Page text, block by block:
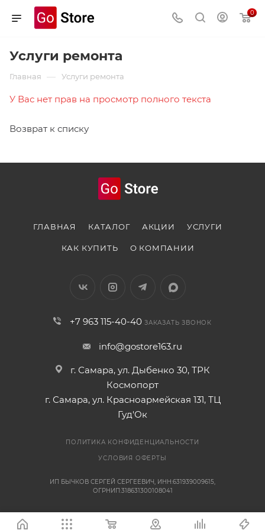
0
Услуги ремонта
Главная — Услуги ремонта
У Вас нет прав на просмотр полного текста
Возврат к списку
ГЛАВНАЯ КАТАЛОГ АКЦИИ УСЛУГИ
КАК КУПИТЬ О КОМПАНИИ
+7 963 115-40-40 ЗАКАЗАТЬ ЗВОНОК
info@gostore163.ru
г. Самара, ул. Дыбенко 30, ТРК
Космопорт
г. Самара, ул. Красноармейская 131, ТЦ
Гуд'Ок
ПОЛИТИКА КОНФИДЕНЦИАЛЬНОСТИ
УСЛОВИЯ ОФЕРТЫ
ИП БЫЧКОВ СЕРГЕЙ СЕРГЕЕВИЧ, ИНН:631939009615,
ОГРНИП:318631300108041